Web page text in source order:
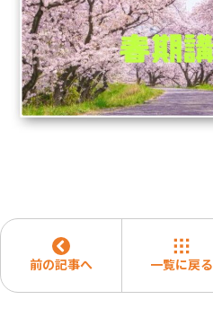
前の記事へ 一覧に戻る